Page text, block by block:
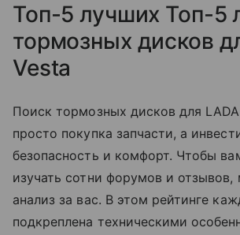
Топ-5 лучших Топ-5
тормозных дисков
Vesta
Поиск тормозных дисков для
просто покупка запчасти, а
безопасность и комфорт. Чтобы
изучать сотни форумов и
анализ за вас. В этом рейтинге
подкреплена техническими